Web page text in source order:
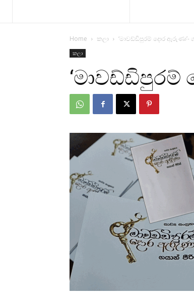
Home කලා ‘මාවඩ්ඩිපුරම් දොර ඇරුණා’-
කලා